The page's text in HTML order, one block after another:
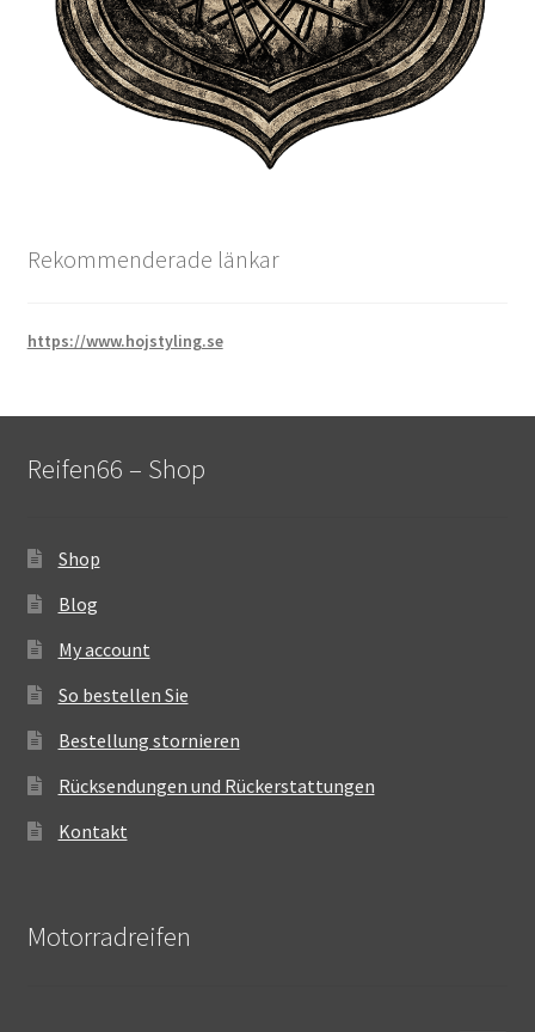
Rekommenderade länkar
https://www.hojstyling.se
Reifen66 – Shop
Shop
Blog
My account
So bestellen Sie
Bestellung stornieren
Rücksendungen und Rückerstattungen
Kontakt
Motorradreifen